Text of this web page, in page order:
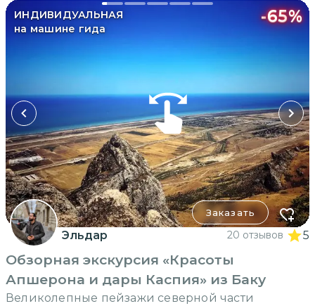
ИНДИВИДУАЛЬНАЯ
на машине гида
-65%
Заказать
Эльдар 20 отзывов 5
Обзорная экскурсия «Красоты
Апшерона и дары Каспия» из Баку
Великолепные пейзажи северной части